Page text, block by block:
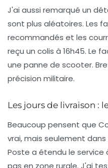
J'ai aussi remarqué un
sont plus aléatoires. Les
recommandés et les
reçu un colis à 16h45. Le
une panne de scooter.
précision militaire.
Les jours de livraison :
Beaucoup pensent que
vrai, mais seulement
Poste a étendu le service
pas en zone rurale. J'ai